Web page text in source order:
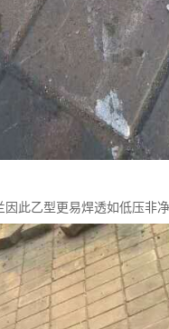
此乙型更易焊透如低压非